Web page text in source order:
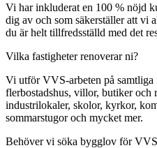
Vi har inkluderat en 100 % nöjd
dig av och som säkerställer att vi
du är helt tillfredsställd med det
Vilka fastigheter renoverar ni?
Vi utför VVS-arbeten på samtliga
flerbostadshus, villor, butiker och
industrilokaler, skolor, kyrkor,
sommarstugor och mycket mer.
Behöver vi söka bygglov för